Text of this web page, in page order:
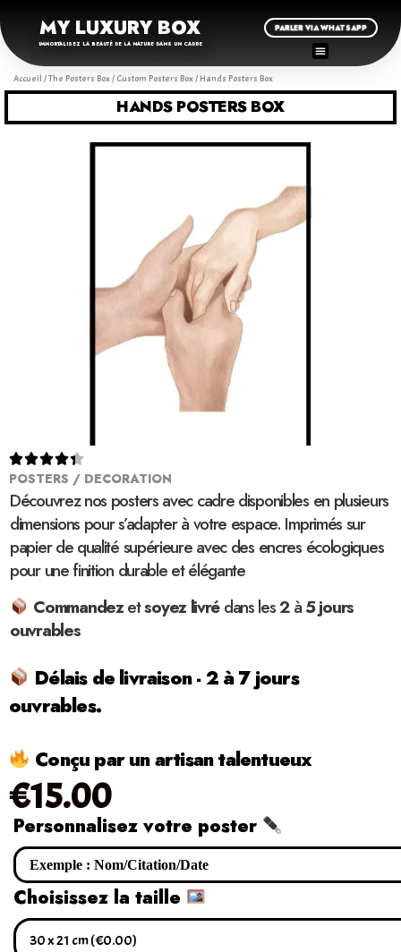
MY LUXURY BOX
IMMORTALISEZ LA BEAUTÉ DE LA NATURE DANS UN CADRE
PARLER VIA WHATSAPP
Accueil /The Posters Box/ Custom Posters Box/ Hands Posters Box
HANDS POSTERS BOX

POSTERS / DECORATION
Découvrez nos posters avec cadre disponibles en plusieurs
dimensions pour s’adapter à votre espace. Imprimés sur
papier de qualité supérieure avec des encres écologiques
pour une finition durable et élégante
Commandezetsoyez livrédans les2à5 jours
ouvrables
Délais de livraison - 2 à 7 jours
ouvrables.
Conçu par un artisan talentueux
€15.00
Personnalisez votre poster
Choisissez la taille